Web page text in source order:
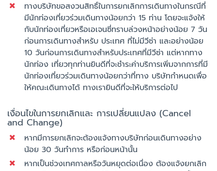
ทางบริษัทขอสงวนสิทธิ์ในการยกเลิกการเดินทางในกรณีที่
มีนักท่องเที่ยวร่วมเดินทางน้อยกว่า 15 ท่าน โดยจะแจ้งให้
กับนักท่องเที่ยวหรือเอเจนซี่ทราบล่วงหน้าอย่างน้อย 7 วัน
ก่อนการเดินทางสำหรับ ประเทศ ที่ไม่มีวีซ่า และอย่างน้อย
10 วันก่อนการเดินทางสำหรับประเทศที่มีวีซ่า แต่หากทาง
นักท่อง เที่ยวทุกท่านยินดีที่จะชำระค่าบริการเพิ่มจากการที่มี
นักท่องเที่ยวร่วมเดินทางน้อยกว่าที่ทาง บริษัทกำหนดเพื่อ
ให้คณะเดินทางได้ ทางเรายินดีที่จะให้บริการต่อไป
เงื่อนไขในการยกเลิกและ การเปลี่ยนแปลง (Cancel
and Change)
หากมีการยกเลิกจะต้องแจ้งทางบริษัทก่อนเดินทางอย่าง
น้อย 30 วันทำการ หรือก่อนหน้านั้น
หากเป็นช่วงเทศกาลหรือวันหยุดต่อเนื่อง ต้องแจ้งยกเลิก